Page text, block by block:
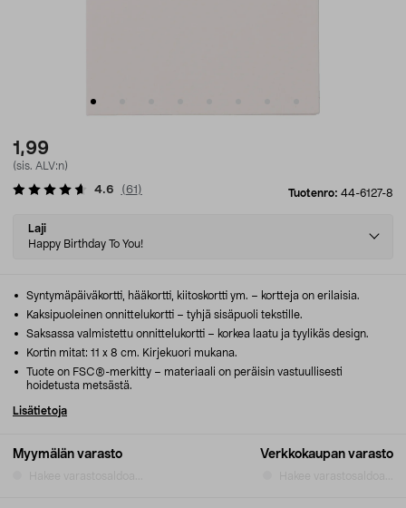
1,99
(sis. ALV:n)
Tuotenro: 44-6127-8
4.6 (61 )
Select
variant
Laji
Happy Birthday To You!
Myymälän varasto Verkkokaupan varasto
Syntymäpäiväkortti, hääkortti, kiitoskortti ym. – kortteja on erilaisia.
Kaksipuoleinen onnittelukortti – tyhjä sisäpuoli tekstille.
Saksassa valmistettu onnittelukortti – korkea laatu ja tyylikäs design.
Kortin mitat: 11 x 8 cm. Kirjekuori mukana.
Tuote on FSC®-merkitty – materiaali on peräisin vastuullisesti
hoidetusta metsästä.
Lisätietoja